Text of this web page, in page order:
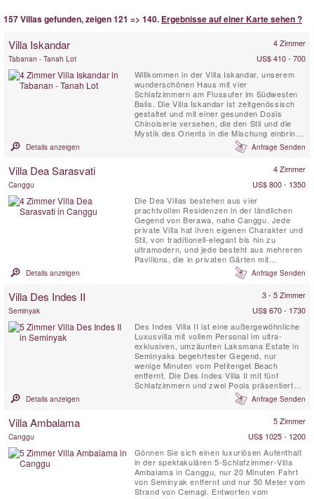
157 Villas gefunden, zeigen 121 => 140. Ergebnisse auf einer Karte sehen ?
Villa Iskandar 4 Zimmer
Tabanan - Tanah Lot
US$ 410 - 700
Willkommen in der Villa Iskandar, unserem
wunderschönen Haus mit vier
Schlafzimmern am Flussufer im Südwesten
Balis. Die Villa Iskandar ist zeitgenössisch
gestaltet und mit einer gesunden Dosis
Chinoiserie versehen, die den Stil und die
Mystik des Orients in die Mischung einbringt.
Der Standort wurde aufgrund seiner
natürlichen Schönheit und seines ländlichen
Unterhaltung und Einkaufsmöglichkeiten nur
Details anzeigen Anfrage Senden
Villa Dea Sarasvati 4 Zimmer
Canggu
US$ 800 - 1350
Die Dea Villas bestehen aus vier
prachtvollen Residenzen in der ländlichen
Gegend von Berawa, nahe Canggu. Jede
private Villa hat ihren eigenen Charakter und
Stil, von traditionell-elegant bis hin zu
ultramodern, und jede besteht aus mehreren
Pavillons, die in privaten Gärten mit
Swimmingpool, Lotus-Teichen,
Sonnenterrassen und einem Balé
Gemeinschaftseinrichtungen gehören ein
Team von 29 Mitarbeitern, ein Fitnessstudio,
Details anzeigen Anfrage Senden
Villa Des Indes II 3 - 5 Zimmer
Seminyak
US$ 670 - 1730
Des Indes Villa II ist eine außergewöhnliche
Luxusvilla mit vollem Personal im ultra-
exklusiven, umzäunten Laksmana Estate in
Seminyaks begehrtester Gegend, nur
wenige Minuten vom Petitenget Beach
entfernt. Die Des Indes Villa II mit fünf
Schlafzimmern und zwei Pools präsentiert
eine zeitgenössische Interpretation des
traditionellen Joglo. Hohe Säulen stützen das
Wohnpavillon, der von Koiteichen umgeben
Details anzeigen Anfrage Senden
Villa Ambalama 5 Zimmer
Canggu
US$ 1025 - 1200
Gönnen Sie sich einen luxuriösen Aufenthalt
in der spektakulären 5-Schlafzimmer-Villa
Ambalama in Canggu, nur 20 Minuten Fahrt
von Seminyak entfernt und nur 50 Meter vom
Strand von Cemagi. Entworfen vom